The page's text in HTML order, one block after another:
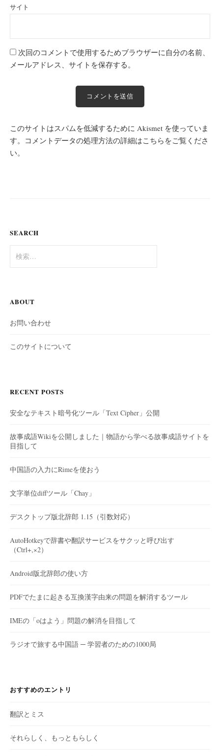
サイト
次回のコメントで使用するためブラウザーに自分の名前、
メールアドレス、サイトを保存する。
このサイトはスパムを低減するために Akismet を使っていま
す。 コメントデータの処理方法の詳細はこちらをご覧くださ
い。
SEARCH
索:
ABOUT
お問い合わせ
このサイトについて
RECENT POSTS
安全なテキスト暗号化ツール「Text Cipher」公開
故事成語Wikiを公開しました｜物語から学べる故事成語サイトを
目指して
中国語の入力にRimeを使おう
文字単位diffツール「Chay」
デスクトップ版北辞郎 1.15（引数対応）
AutoHotkeyで辞書や翻訳サービスをサクッと呼び出す
（Ctrl+,×2）
Android版北辞郎の使い方
PDFでたまに起きる互換漢字由来の問題を解消するツール
IMEの「oはよう」問題の解消を目指して
ラジオで旅する中国語 ─ 学習者のための1000局
おすすめのエントリ
翻訳とミス
それらしく、もっともらしく